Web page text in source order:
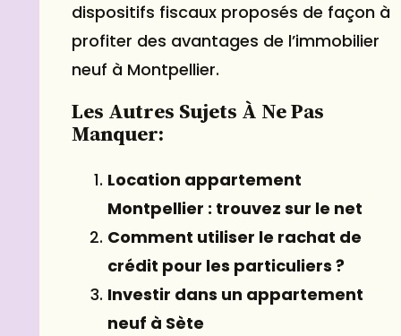
dispositifs fiscaux proposés de façon à
profiter des avantages de l’immobilier
neuf à Montpellier.
Les Autres Sujets À Ne Pas
Manquer:
Location appartement
Montpellier : trouvez sur le net
Comment utiliser le rachat de
crédit pour les particuliers ?
Investir dans un appartement
neuf à Sète